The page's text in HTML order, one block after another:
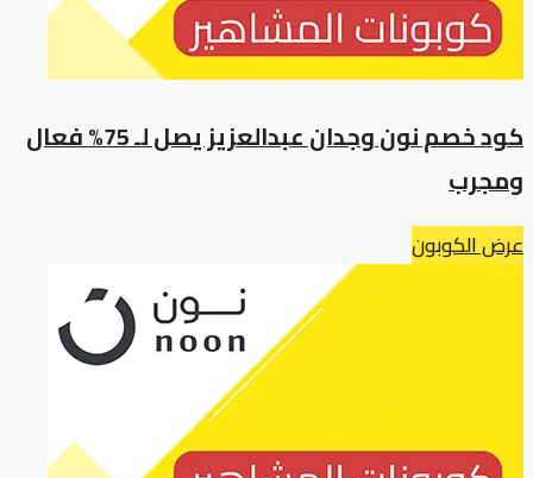
كود خصم نون وجدان عبدالعزيز يصل لـ 75% فعال
ومجرب
عرض الكوبون